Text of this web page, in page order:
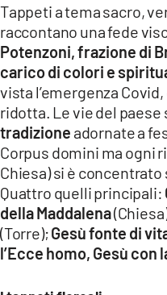
Network
LACPLAY.IT
LACTV.IT
LACONAIR.IT
LACITYMAG.IT
ILREGGINO.IT
COSENZACHANNEL.IT
ILVIBONESE.IT
Tappeti a tema sacro,
raccontano una fede
Potenzoni, frazione di
carico di colori e
vista l’emergenza
ridotta. Le vie del paese
tradizione adornate a
Corpus domini ma ogni
Chiesa) si è
Quattro quelli principali:
della Maddalena
(Torre);Gesù fonte di
l’Ecce homo, Gesù con